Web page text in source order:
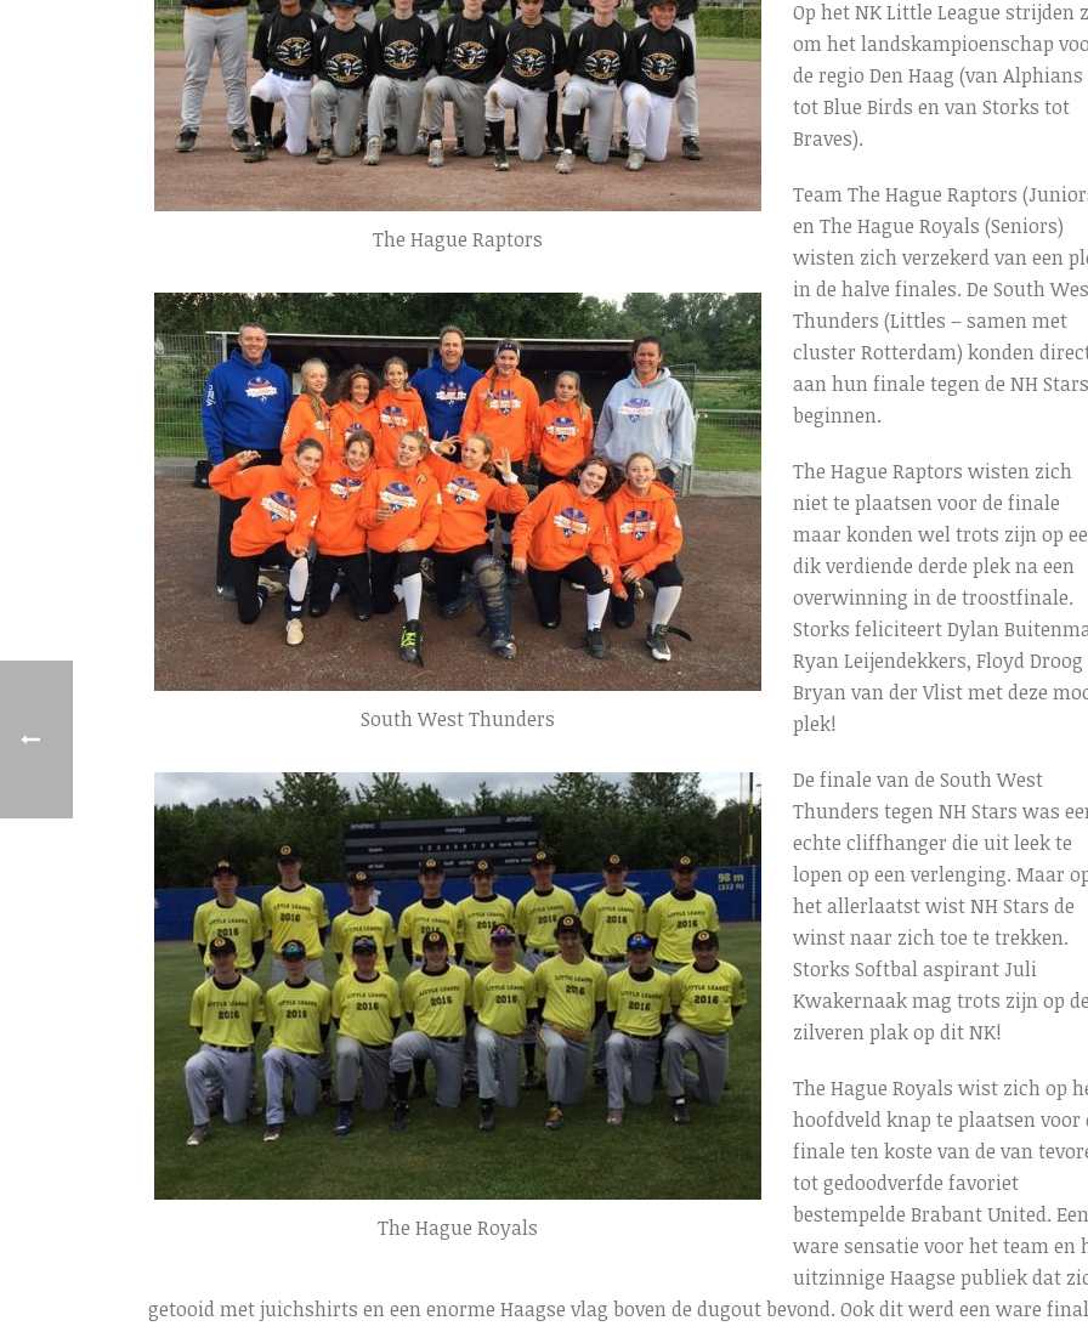
The Hague Raptors
South West Thunders
The Hague Royals
Op het NK Little League strijden
om het landskampioenschap
de regio Den Haag (van Alphians
tot Blue Birds en van Storks tot
Braves).
Team The Hague Raptors
en The Hague Royals (Seniors)
wisten zich verzekerd van een
in de halve finales. De South
Thunders (Littles – samen met
cluster Rotterdam) konden
aan hun finale tegen de NH Stars
beginnen.
The Hague Raptors wisten zich
niet te plaatsen voor de finale
maar konden wel trots zijn op
dik verdiende derde plek na een
overwinning in de troostfinale.
Storks feliciteert Dylan
Ryan Leijendekkers, Floyd Droog
Bryan van der Vlist met deze
plek!
De finale van de South West
Thunders tegen NH Stars was
echte cliffhanger die uit leek te
lopen op een verlenging. Maar
het allerlaatst wist NH Stars de
winst naar zich toe te trekken.
Storks Softbal aspirant Juli
Kwakernaak mag trots zijn op de
zilveren plak op dit NK!
The Hague Royals wist zich op
hoofdveld knap te plaatsen voor
finale ten koste van de van
tot gedoodverfde favoriet
bestempelde Brabant United. Een
ware sensatie voor het team en
uitzinnige Haagse publiek dat
getooid met juichshirts en een enorme Haagse vlag boven de dugout bevond. Ook dit werd een ware